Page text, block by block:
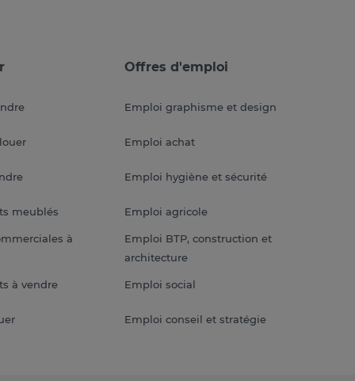
meublés
à
à vendre
Offres d'emploi
Emploi graphisme et design
Emploi achat
Emploi hygiène et sécurité
Emploi agricole
Emploi BTP, construction et
architecture
Emploi social
Emploi conseil et stratégie